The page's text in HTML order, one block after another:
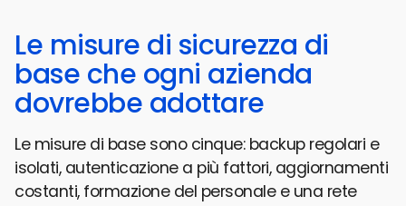
Le misure di sicurezza di
base che ogni azienda
dovrebbe adottare
Le misure di base sono cinque: backup regolari e
isolati, autenticazione a più fattori, aggiornamenti
costanti, formazione del personale e una rete